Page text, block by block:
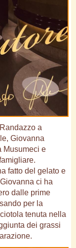
a
Giovanna
Musumeci e
fatto del gelato e
ci ha
dalle prime
per la
tenuta nella
dei grassi